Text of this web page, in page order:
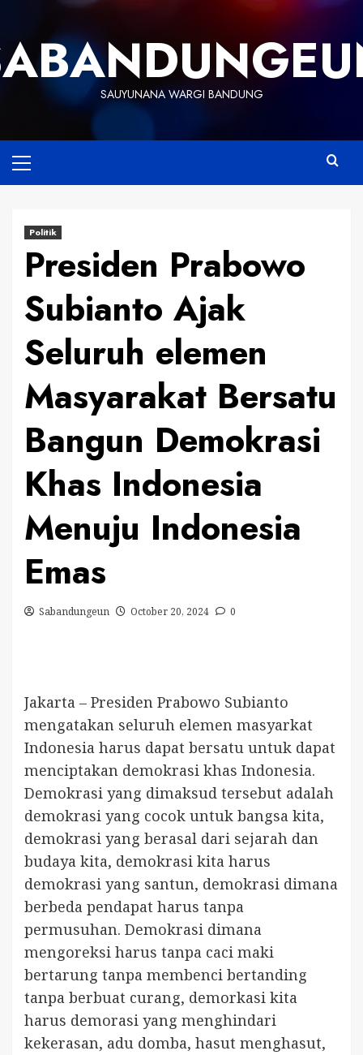
content
SAUYUNANA WARGI BANDUNG
Menu
Politik
Presiden Prabowo
Subianto Ajak
Seluruh elemen
Masyarakat Bersatu
Bangun Demokrasi
Khas Indonesia
Menuju Indonesia
Emas
Sabandungeun October 20, 2024 0
Jakarta – Presiden Prabowo Subianto
mengatakan seluruh elemen masyarkat
Indonesia harus dapat bersatu untuk dapat
menciptakan demokrasi khas Indonesia.
Demokrasi yang dimaksud tersebut adalah
demokrasi yang cocok untuk bangsa kita,
demokrasi yang berasal dari sejarah dan
budaya kita, demokrasi kita harus
demokrasi yang santun, demokrasi dimana
berbeda pendapat harus tanpa
permusuhan. Demokrasi dimana
mengoreksi harus tanpa caci maki
bertarung tanpa membenci bertanding
tanpa berbuat curang, demorkasi kita
harus demorasi yang menghindari
kekerasan, adu domba, hasut menghasut,